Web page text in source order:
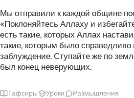
Мы отправили к каждой общине
«Поклоняйтесь Аллаху и
есть такие, которых Аллах
такие, которым было справедливо
заблуждение. Ступайте же по
был конец неверующих.
Тафсиры Уроки Размышления